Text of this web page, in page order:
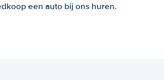
een auto bij ons huren.